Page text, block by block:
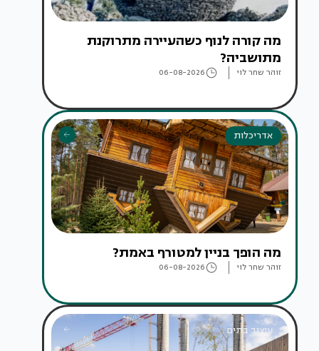
מה קורה לנוף כשהעיירה מתרוקנת
מתושביה?
זוהר שחר לוי 06-08-2026
אדריכלות
מה הופך בניין למטורף באמת?
זוהר שחר לוי 06-08-2026
עיצוב בתים